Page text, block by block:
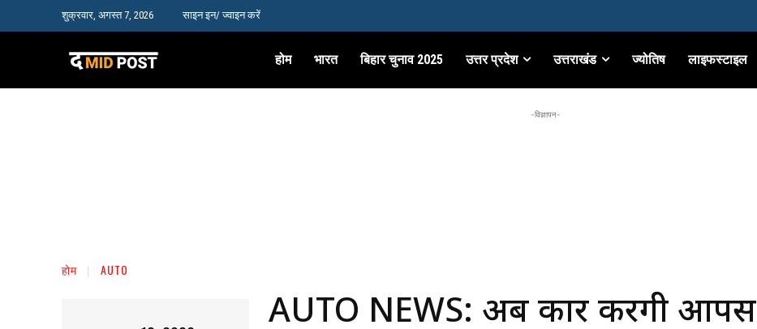
शुक्रवार, अगस्त 7, 2026 साइन इन/ ज्वाइन करें
होम भारत बिहार चुनाव 2025 उत्तर प्रदेश उत्तराखंड ज्योतिष लाइफस्टाइल
-विज्ञापन-
होम AUTO
AUTO NEWS: अब कारें करेंगी आपस